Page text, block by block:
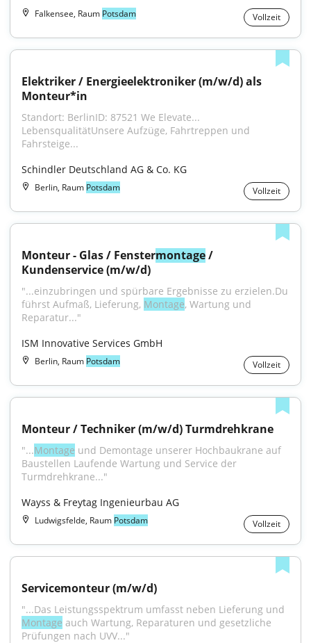
Falkensee, Raum Potsdam Vollzeit
Elektriker / Energieelektroniker (m/w/d) als
Monteur*in
Standort: BerlinID: 87521 We Elevate...
LebensqualitätUnsere Aufzüge, Fahrtreppen und
Fahrsteige...
Schindler Deutschland AG & Co. KG
Berlin, Raum Potsdam Vollzeit
Monteur - Glas / Fenstermontage /
Kundenservice (m/w/d)
"...einzubringen und spürbare Ergebnisse zu erzielen.Du
führst Aufmaß, Lieferung, Montage, Wartung und
Reparatur..."
ISM Innovative Services GmbH
Berlin, Raum Potsdam Vollzeit
Monteur / Techniker (m/w/d) Turmdrehkrane
"...Montage und Demontage unserer Hochbaukrane auf
Baustellen Laufende Wartung und Service der
Turmdrehkrane..."
Wayss & Freytag Ingenieurbau AG
Ludwigsfelde, Raum Potsdam Vollzeit
Servicemonteur (m/w/d)
Montage auch Wartung, Reparaturen und gesetzliche
Prüfungen nach UVV..."